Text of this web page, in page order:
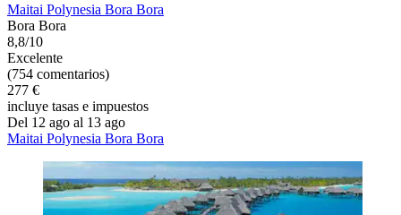
Maitai Polynesia Bora Bora
Bora Bora
8,8/10
Excelente
(754 comentarios)
277 €
incluye tasas e impuestos
Del 12 ago al 13 ago
Maitai Polynesia Bora Bora